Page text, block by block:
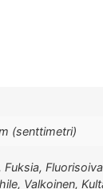
(senttimetri)
Valkoinen,